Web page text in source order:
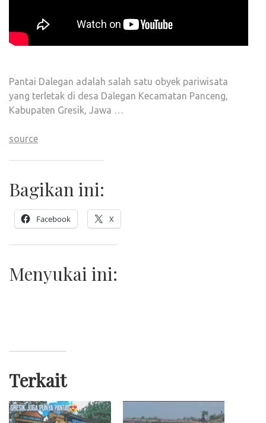
Pantai Dalegan adalah salah satu obyek pariwisata
yang terletak di desa Dalegan Kecamatan Panceng,
Kabupaten Gresik, Jawa …
source
Bagikan ini:
Facebook X
Menyukai ini:
Terkait